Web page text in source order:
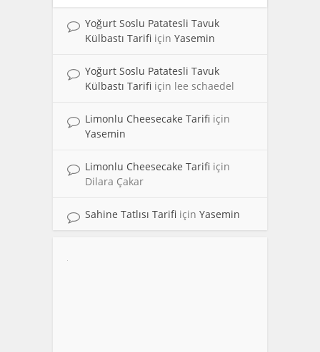
Yoğurt Soslu Patatesli Tavuk
Külbastı Tarifi için Yasemin
Yoğurt Soslu Patatesli Tavuk
Külbastı Tarifi için lee schaedel
Limonlu Cheesecake Tarifi için
Yasemin
Limonlu Cheesecake Tarifi için
Dilara Çakar
Sahine Tatlısı Tarifi için Yasemin